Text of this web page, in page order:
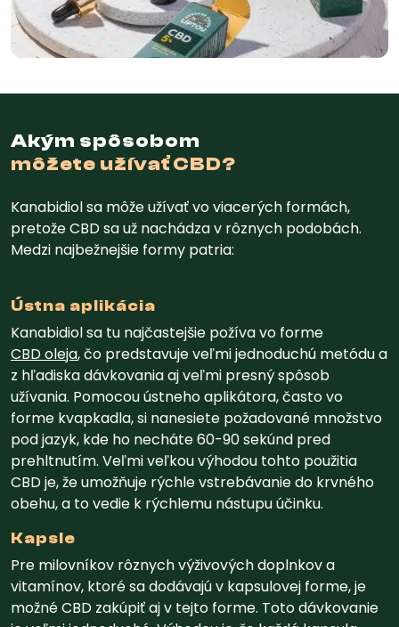
Akým spôsobom
môžete užívať CBD?
Kanabidiol sa môže užívať vo viacerých formách,
pretože CBD sa už nachádza v rôznych podobách.
Medzi najbežnejšie formy patria:
Ústna aplikácia
Kanabidiol sa tu najčastejšie požíva vo forme
CBD oleja, čo predstavuje veľmi jednoduchú metódu a
z hľadiska dávkovania aj veľmi presný spôsob
užívania. Pomocou ústneho aplikátora, často vo
forme kvapkadla, si nanesiete požadované množstvo
pod jazyk, kde ho necháte 60-90 sekúnd pred
prehltnutím. Veľmi veľkou výhodou tohto použitia
CBD je, že umožňuje rýchle vstrebávanie do krvného
obehu, a to vedie k rýchlemu nástupu účinku.
Kapsle
Pre milovníkov rôznych výživových doplnkov a
vitamínov, ktoré sa dodávajú v kapsulovej forme, je
možné CBD zakúpiť aj v tejto forme. Toto dávkovanie